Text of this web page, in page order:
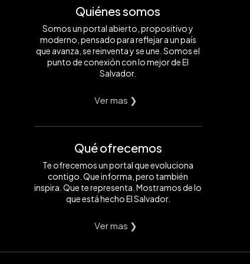
Quiénes somos
Somos un portal abierto, propositivo y
moderno, pensado para reflejar a un país
que avanza, se reinventa y se une. Somos el
punto de conexión con lo mejor de El
Salvador.
Ver mas ❯
Qué ofrecemos
Te ofrecemos un portal que evoluciona
contigo. Que informa, pero también
inspira. Que te representa. Mostramos de lo
que está hecho El Salvador.
Ver mas ❯